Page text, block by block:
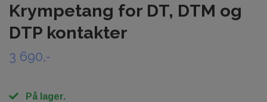
Krympetang for DT, DTM og
DTP kontakter
3 690,-
På lager.